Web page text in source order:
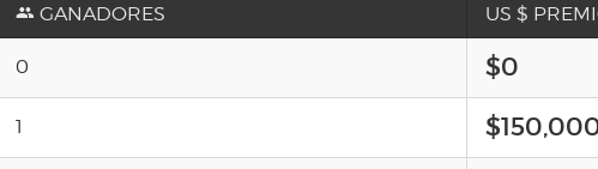
GANADORES US $
0 $0
1